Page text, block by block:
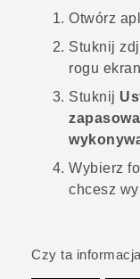
Otwórz
Stuknij
rogu
Stuknij
zapasowa
Wybierz
chcesz
Czy ta